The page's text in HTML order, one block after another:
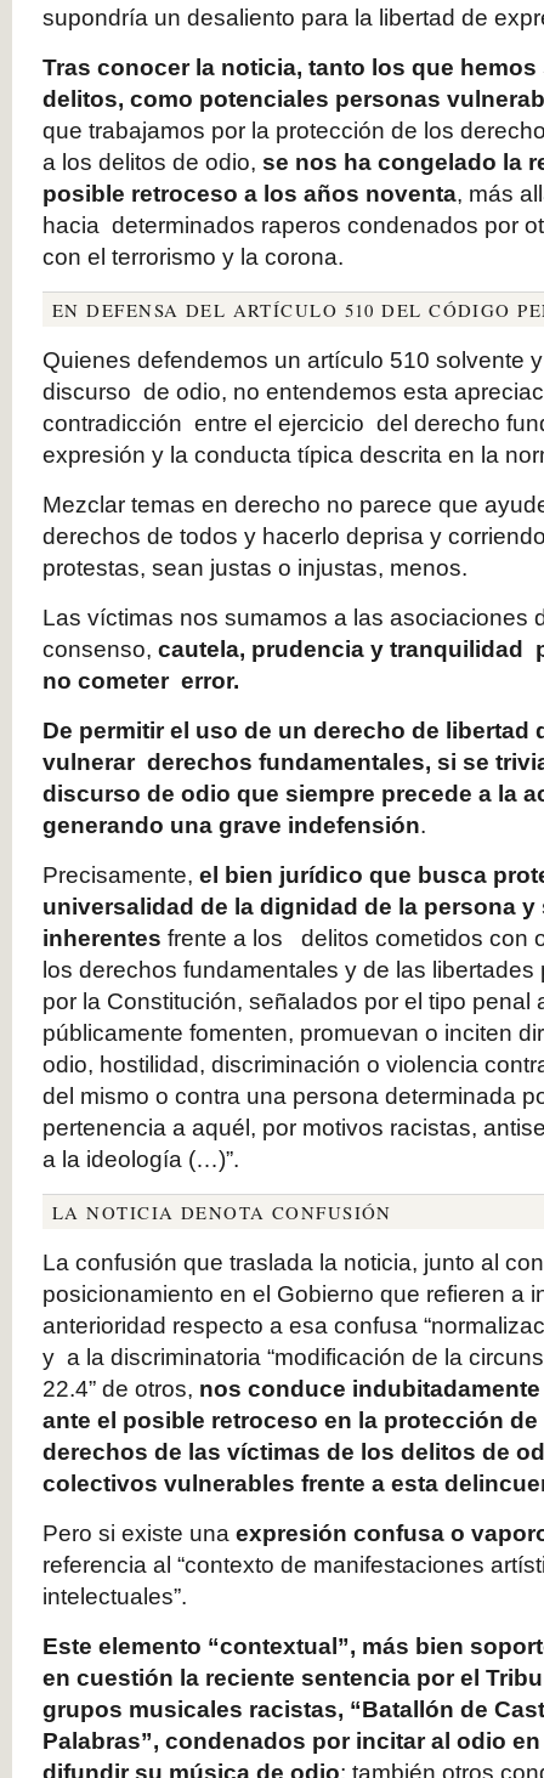
supondría un desaliento para la libertad de
Tras conocer la noticia, tanto los que
delitos, como potenciales personas
que trabajamos por la protección de los
a los delitos de odio, se nos ha congelado la
posible retroceso a los años noventa, más
hacia determinados raperos condenados por
con el terrorismo y la corona.
EN DEFENSA DEL ARTÍCULO 510 DEL CÓDIGO
Quienes defendemos un artículo 510 solvente
discurso de odio, no entendemos esta
contradicción entre el ejercicio del derecho
expresión y la conducta típica descrita en la
Mezclar temas en derecho no parece que
derechos de todos y hacerlo deprisa y
protestas, sean justas o injustas, menos.
Las víctimas nos sumamos a las asociaciones
consenso, cautela, prudencia y tranquilidad
no cometer error.
De permitir el uso de un derecho de libertad
vulnerar derechos fundamentales, si se
discurso de odio que siempre precede a la
generando una grave indefensión.
Precisamente, el bien jurídico que busca
universalidad de la dignidad de la persona
inherentes frente a los delitos cometidos con
los derechos fundamentales y de las
por la Constitución, señalados por el tipo penal
públicamente fomenten, promuevan o inciten
odio, hostilidad, discriminación o violencia
del mismo o contra una persona determinada
pertenencia a aquél, por motivos racistas,
a la ideología (…)”.
LA NOTICIA DENOTA CONFUSIÓN
La confusión que traslada la noticia, junto al
posicionamiento en el Gobierno que refieren a
anterioridad respecto a esa confusa
y a la discriminatoria “modificación de la
22.4” de otros, nos conduce
ante el posible retroceso en la protección
derechos de las víctimas de los delitos de
colectivos vulnerables frente a esta
Pero si existe una expresión confusa o
referencia al “contexto de manifestaciones
intelectuales”.
Este elemento “contextual”, más bien
en cuestión la reciente sentencia por el
grupos musicales racistas, “Batallón de
Palabras”, condenados por incitar al odio
difundir su música de odio; también otros